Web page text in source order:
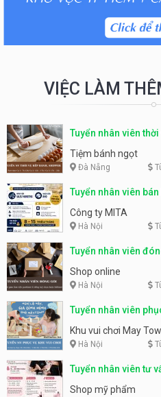
VIỆC LÀM
Tuyển nhân viên
Tiệm bánh ngọt
Đà Nẵng
Tuyển nhân viên
parttime, fulltime
Công ty MITA
Hà Nội
Tuyển nhân viên
Shop online
Hà Nội
Tuyển nhân viên
động
Khu vui chơi May
Hà Nội
Tuyển nhân viên tư
Shop mỹ phẩm